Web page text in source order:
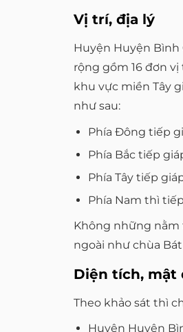
Vị trí, địa lý
Huyện Huyện Bình
rộng gồm 16 đơn
khu vực miền Tây
như sau:
Phía Đông tiếp
Phía Bắc tiếp
Phía Tây tiếp
Phía Nam thì
Không những nằm
ngoài như chùa
Diện tích, mật
Theo khảo sát thì
Huyện Huyện